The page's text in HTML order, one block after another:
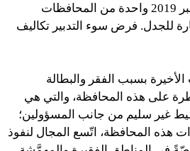
الأحواز خلال أحداث نوفمبر 2019 واحدة من المحافظات
للجدل. فرض سوء التدبير تكاليف
بسبب الفقر والبطالة
على هذه المحافظة، والتي هي
غير سليم من جانب المسؤولين؛
هذه المحافظة، اتّسع المجال لنفوذ